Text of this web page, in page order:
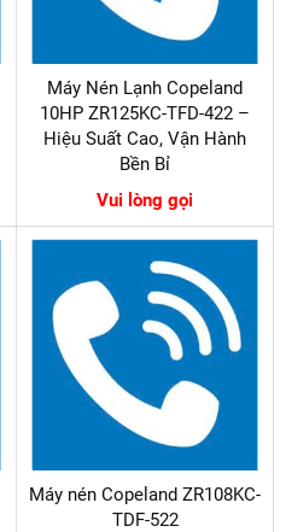
Máy Nén Lạnh Copeland
10HP ZR125KC-TFD-422 –
Hiệu Suất Cao, Vận Hành
Bền Bỉ
Vui lòng gọi
Máy nén Copeland ZR108KC-
TDF-522